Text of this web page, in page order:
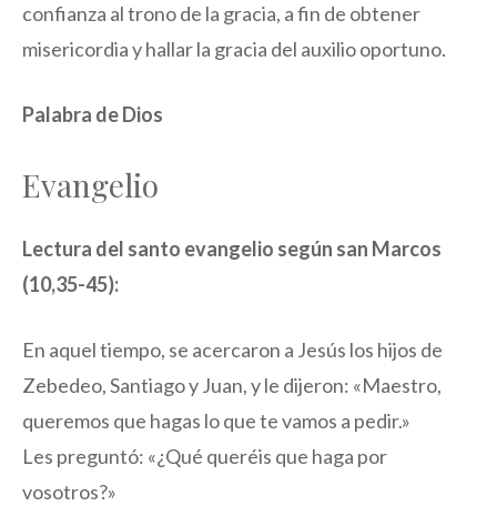
confianza al trono de la gracia, a fin de obtener
misericordia y hallar la gracia del auxilio oportuno.
Palabra de Dios
Evangelio
Lectura del santo evangelio según san Marcos
(10,35-45):
En aquel tiempo, se acercaron a Jesús los hijos de
Zebedeo, Santiago y Juan, y le dijeron: «Maestro,
queremos que hagas lo que te vamos a pedir.»
Les preguntó: «¿Qué queréis que haga por
vosotros?»